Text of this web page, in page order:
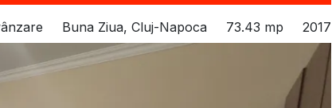
Buna Ziua, Cluj-Napoca 73.43 mp 2017